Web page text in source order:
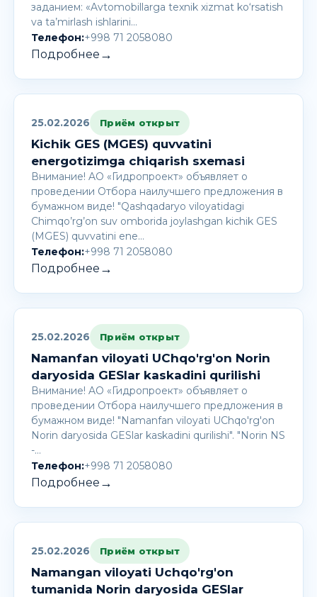
заданием: «Avtomobillarga texnik xizmat ko‘rsatish
va ta’mirlash ishlarini…
Телефон:+998 71 2058080
Подробнее →
25.02.2026 Приём открыт
Kichik GES (MGES) quvvatini
energotizimga chiqarish sxemasi
Внимание! AО «Гидропроект» объявляет о
проведении Отбора наилучшего предложения в
бумажном виде! "Qashqadaryo viloyatidagi
Chimqo’rg’on suv omborida joylashgan kichik GES
(MGES) quvvatini ene…
Телефон:+998 71 2058080
Подробнее →
25.02.2026 Приём открыт
Namanfan viloyati UChqo'rg'on Norin
daryosida GESlar kaskadini qurilishi
Внимание! AО «Гидропроект» объявляет о
проведении Отбора наилучшего предложения в
бумажном виде! "Namanfan viloyati UChqo'rg'on
Norin daryosida GESlar kaskadini qurilishi". "Norin NS
-…
Телефон:+998 71 2058080
Подробнее →
25.02.2026 Приём открыт
Namangan viloyati Uchqo'rg'on
tumanida Norin daryosida GESlar